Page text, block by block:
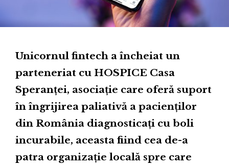
Unicornul fintech a încheiat un
parteneriat cu HOSPICE Casa
Speranței, asociație care oferă suport
în îngrijirea paliativă a pacienților
din România diagnosticați cu boli
incurabile, aceasta fiind cea de-a
patra organizație locală spre care